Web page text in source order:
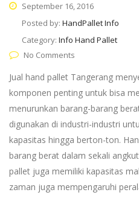
September 16, 2016
Posted by: HandPallet Info
Category: Info Hand Pallet
No Comments
Jual hand pallet Tangerang
komponen penting untuk bisa
menurunkan barang-barang
digunakan di industri-industri
kapasitas hingga berton-ton.
barang berat dalam sekali
pallet juga memiliki kapasitas
zaman juga mempengaruhi